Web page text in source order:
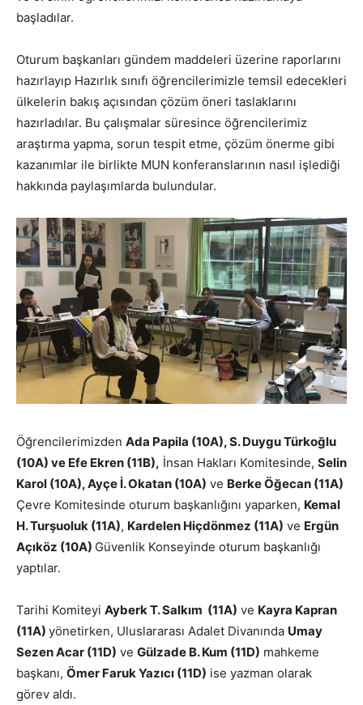
başladılar.
Oturum başkanları gündem maddeleri üzerine raporlarını
hazırlayıp Hazırlık sınıfı öğrencilerimizle temsil edecekleri
ülkelerin bakış açısından çözüm öneri taslaklarını
hazırladılar. Bu çalışmalar süresince öğrencilerimiz
araştırma yapma, sorun tespit etme, çözüm önerme gibi
kazanımlar ile birlikte MUN konferanslarının nasıl işlediği
hakkında paylaşımlarda bulundular.
Öğrencilerimizden Ada Papila (10A), S. Duygu Türkoğlu
(10A) ve Efe Ekren (11B), İnsan Hakları Komitesinde, Selin
Karol (10A), Ayçe İ. Okatan (10A) ve Berke Öğecan (11A)
Çevre Komitesinde oturum başkanlığını yaparken, Kemal
H. Turşuoluk (11A), Kardelen Hiçdönmez (11A) ve Ergün
Açıköz (10A) Güvenlik Konseyinde oturum başkanlığı
yaptılar.
Tarihi Komiteyi Ayberk T. Salkım (11A) ve Kayra Kapran
(11A) yönetirken, Uluslararası Adalet Divanında Umay
Sezen Acar (11D) ve Gülzade B. Kum (11D) mahkeme
başkanı, Ömer Faruk Yazıcı (11D) ise yazman olarak
görev aldı.